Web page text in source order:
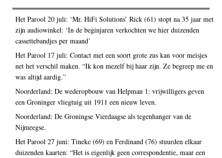
Het Parool 20 juli: ‘Mr. HiFi Solutions’ Rick (61) stopt na 35 jaar met
zijn audiowinkel: ‘In de beginjaren verkochten we hier duizenden
cassettebandjes per maand’
Het Parool 17 juli: Contact met een soort grote zus kan voor meisjes
net het verschil maken. “Ik kon mezelf bij haar zijn. Ze begreep me en
was altijd aardig.”
Noorderland: De wederopbouw van Helpman 1: vrijwilligers geven
een Groninger vliegtuig uit 1911 een nieuw leven.
Noorderland: De Groningse Vierdaagse als tegenhanger van de
Nijmeegse.
Het Parool 27 juni: Tineke (69) en Ferdinand (76) stuurden elkaar
duizenden kaarten: “Het is eigenlijk geen correspondentie, maar een